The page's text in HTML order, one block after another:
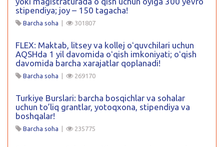
stipendiya; joy – 150 tagacha!
Barcha soha | 301807
FLEX: Maktab, litsey va kollej oʻquvchilari uchun
AQSHda 1 yil davomida oʻqish imkoniyati; oʻqish
davomida barcha xarajatlar qoplanadi!
Barcha soha | 269170
Turkiye Burslari: barcha bosqichlar va sohalar
uchun to’liq grantlar, yotoqxona, stipendiya va
boshqalar!
Barcha soha | 235775